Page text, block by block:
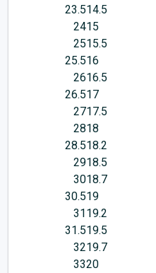
23.514.5
2415
2515.5
25.516
2616.5
26.517
2717.5
2818
28.518.2
2918.5
3018.7
30.519
3119.2
31.519.5
3219.7
3320